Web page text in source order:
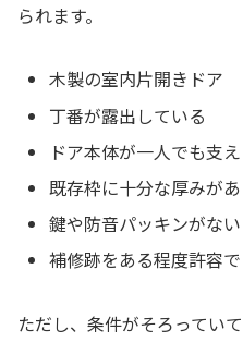
られます。
木製の室内片開きドア
丁番が露出している
ドア本体が一人でも支
既存枠に十分な厚みが
鍵や防音パッキンがない
補修跡をある程度許容
ただし、条件がそろってい